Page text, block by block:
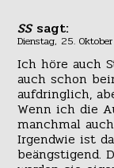
SS sagt:
Dienstag, 25.
Ich höre auch
auch schon
aufdringlich,
Wenn ich die
manchmal
Irgendwie ist
beängstigend.